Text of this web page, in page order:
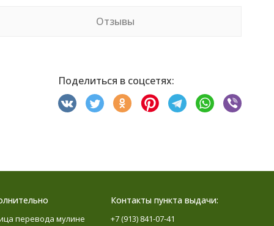
Отзывы
Поделиться в соцсетях:
перевода мулине
Контакты пункта выдачи:
+7 (913) 841-07-41